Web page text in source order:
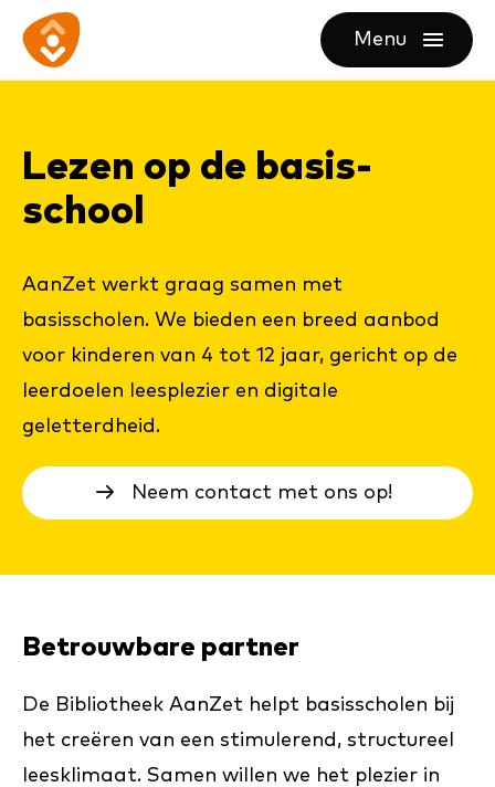
direct
content
direct
footer
Ga
naar
Menu
openen
Le­zen op de ba­sis­
school
AanZet werkt graag samen met
basisscholen. We bieden een breed aanbod
voor kinderen van 4 tot 12 jaar, gericht op de
leerdoelen leesplezier en digitale
geletterdheid.
Neem contact met ons op!
Betrouwbare partner
De Bibliotheek AanZet helpt basisscholen bij
het creëren van een stimulerend, structureel
leesklimaat. Samen willen we het plezier in